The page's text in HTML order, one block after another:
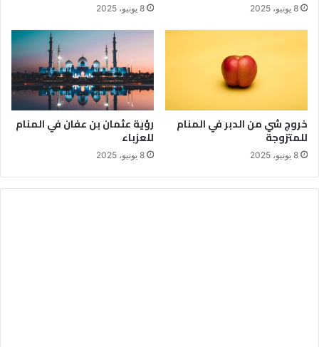
8 يونيو، 2025 8 يونيو، 2025
خروج شي من الدبر في المنام
للمتزوجة
8 يونيو، 2025
رؤية عثمان بن عفان في المنام
للعزباء
8 يونيو، 2025